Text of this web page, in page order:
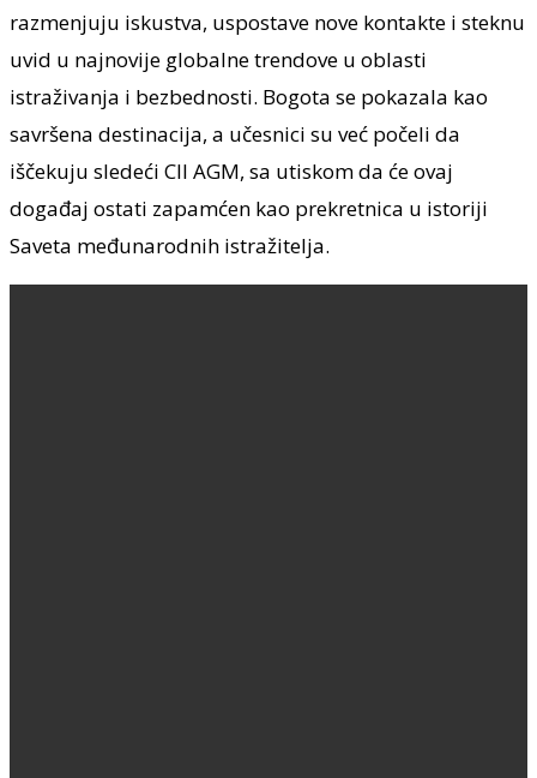
razmenjuju iskustva, uspostave nove kontakte i steknu
uvid u najnovije globalne trendove u oblasti
istraživanja i bezbednosti. Bogota se pokazala kao
savršena destinacija, a učesnici su već počeli da
iščekuju sledeći CII AGM, sa utiskom da će ovaj
događaj ostati zapamćen kao prekretnica u istoriji
Saveta međunarodnih istražitelja.